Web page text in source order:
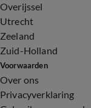
Overijssel
Utrecht
Zeeland
Zuid-Holland
Voorwaarden
Over ons
Privacyverklaring